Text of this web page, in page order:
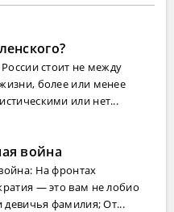
стоит не между
более или менее
или нет...
война
На фронтах
— это вам не лобио
девичья фамилия; От...